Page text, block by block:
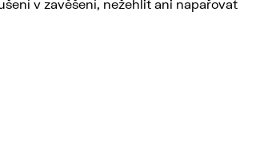
v zavěšení, nežehlit ani napařovat